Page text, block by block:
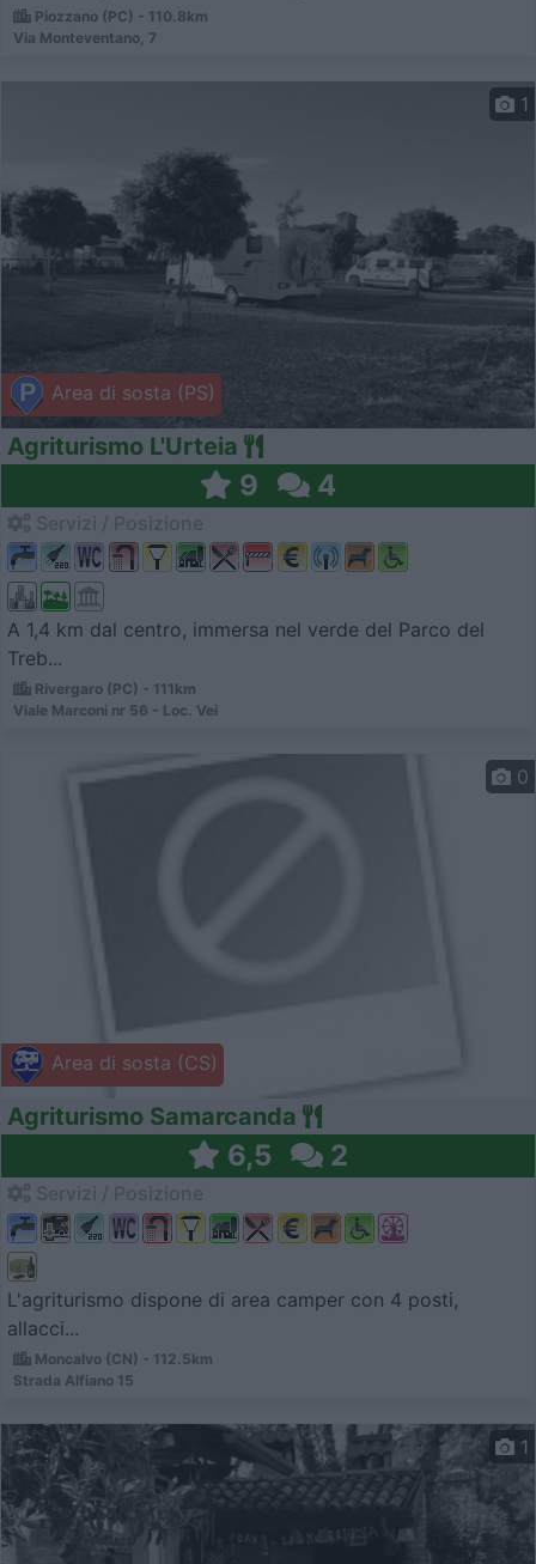
Piozzano (PC) - 110.8km
Via Monteventano, 7
Area di sosta (PS)
1
Agriturismo L'Urteia
9 4
A 1,4 km dal centro, immersa nel verde del Parco del
Treb...
Rivergaro (PC) - 111km
Viale Marconi nr 56 - Loc. Vei
Area di sosta (CS)
0
Agriturismo Samarcanda
6,5 2
L'agriturismo dispone di area camper con 4 posti,
allacci...
Moncalvo (CN) - 112.5km
Strada Alfiano 15
1